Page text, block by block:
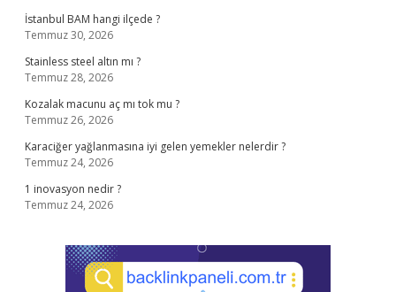
İstanbul BAM hangi ilçede ?
Temmuz 30, 2026
Stainless steel altın mı ?
Temmuz 28, 2026
Kozalak macunu aç mı tok mu ?
Temmuz 26, 2026
Karaciğer yağlanmasına iyi gelen yemekler nelerdir ?
Temmuz 24, 2026
1 inovasyon nedir ?
Temmuz 24, 2026